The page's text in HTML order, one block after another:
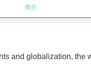
简介
and globalization, the